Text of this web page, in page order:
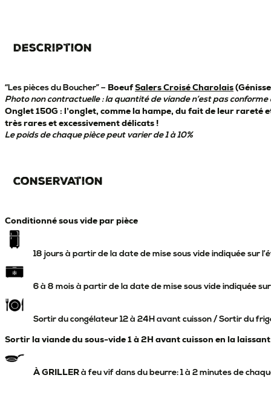
Description
“Les pièces du Boucher” – BoeufSalers Croisé Charolais
Photo non contractuelle : la quantité de viande n’est pas conforme
Onglet 150G : l’onglet, comme la hampe, du fait de leur
très rares et excessivement délicats !
Le poids de chaque pièce peut varier de 1 à 10%
Conservation
Conditionné sous vide par pièce
18 jours à partir de la date de mise sous vide indiquée sur
6 à 8 mois à partir de la date de mise sous vide indiquée
Sortir du congélateur 12 à 24H avant cuisson / Sortir du
Sortir la viande du sous-vide 1 à 2H avant cuisson en la
À GRILLER à feu vif dans du beurre: 1 à 2 minutes de